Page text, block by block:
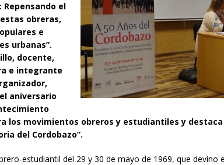
Repensando el
obreras,
e
urbanas”.
docente,
e integrante
aniversario
los movimientos obreros y estudiantiles y
del Cordobazo”.
estudiantil del 29 y 30 de mayo de 1969, que devino